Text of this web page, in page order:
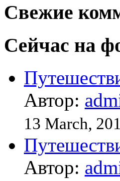
Свежие
Сейчас на
Автор:
13 March,
Автор: